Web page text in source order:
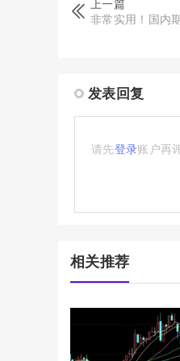
非常实用！国内
发表回复
请先登录账户再
相关推荐